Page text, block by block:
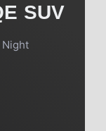
SUV
Night